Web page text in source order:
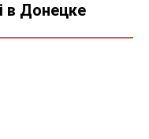
в Донецке